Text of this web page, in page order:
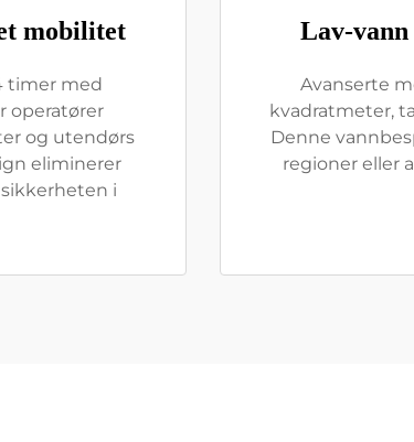
mobilitet
timer med
operatører
og utendørs
eliminerer
i
Lav-vann
Avanserte
kvadratmeter,
Denne
regioner eller